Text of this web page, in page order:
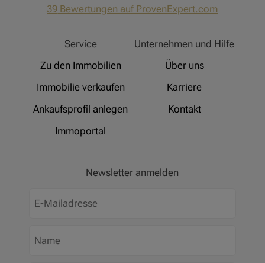
hat4,91
von5
39 Bewertungen auf ProvenExpert.com
Service
Zu den Immobilien
Immobilie verkaufen
Ankaufsprofil anlegen
Immoportal
Unternehmen und Hilfe
Über uns
Karriere
Kontakt
Newsletter anmelden